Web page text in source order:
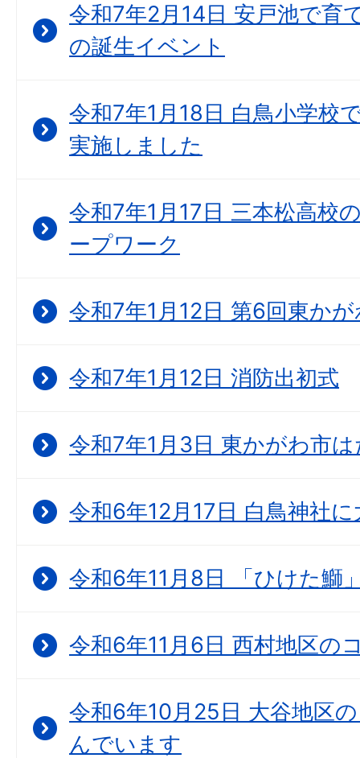
令和7年2月14日 安戸池で育
の誕生イベント
令和7年1月18日 白鳥小学校
実施しました
令和7年1月17日 三本松高校
ープワーク
令和7年1月12日 第6回東か
令和7年1月12日 消防出初式
令和7年1月3日 東かがわ市
令和6年12月17日 白鳥神社
令和6年11月8日 「ひけた鰤
令和6年11月6日 西村地区の
令和6年10月25日 大谷地区
んでいます